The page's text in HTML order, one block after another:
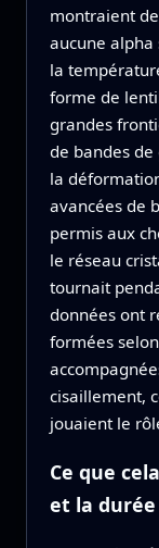
montraient
aucune alpha
la
forme de
grandes
de bandes
la
avancées de
permis aux
le réseau
tournait
données ont
formées
cisaillement,
jouaient le
Ce que
et la